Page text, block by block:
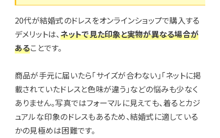
20代が結婚式のドレスをオンラインショップで購入する
デメリットは、ネットで見た印象と実物が異なる場合が
あることです。
商品が手元に届いたら「サイズが合わない」「ネットに掲
載されていたドレスと色味が違う」などの悩みも少なく
ありません。写真ではフォーマルに見えても、着るとカジ
ュアルな印象のドレスもあるため、結婚式に適している
かの見極めは困難です。